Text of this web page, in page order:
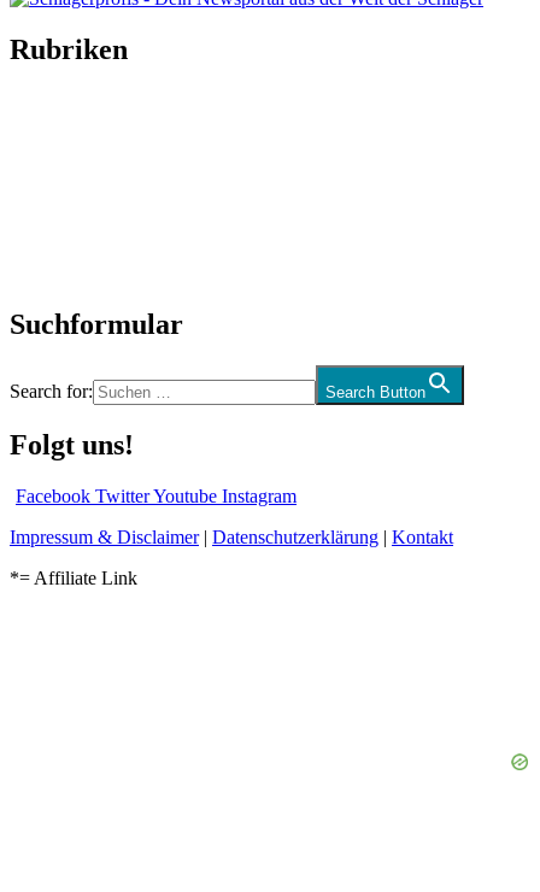
Rubriken
Suchformular
Search for: Search Button
Folgt uns!
Facebook TwitterYoutube Instagram
Impressum & Disclaimer| Datenschutzerklärung | Kontakt
*= Affiliate Link